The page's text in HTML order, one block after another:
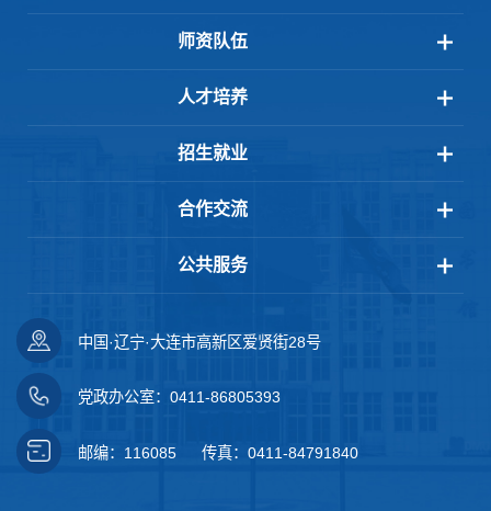
师资队伍
人才培养
招生就业
合作交流
公共服务
中国·辽宁·大连市高新区爱贤街28号
党政办公室：0411-86805393
邮编：116085 传真：0411-84791840